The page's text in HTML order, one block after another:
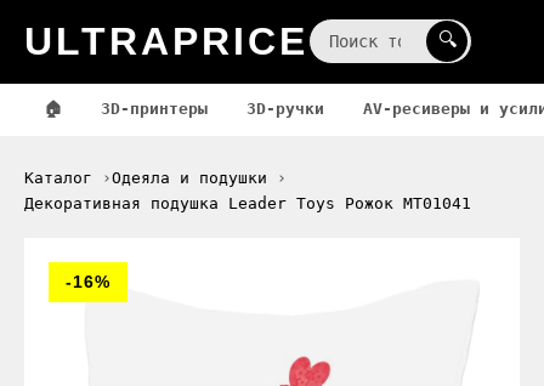
ULTRAPRICE 🔍
🏠 3D-принтеры 3D-ручки AV-ресиверы и
Каталог
Одеяла и подушки
Декоративная подушка Leader Toys Рожок МТ01041
-16%